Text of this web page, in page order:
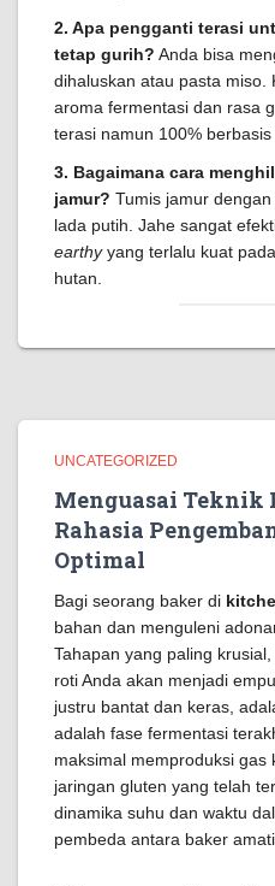
2. Apa pengganti terasi
tetap gurih? Anda bisa
dihaluskan atau pasta miso.
aroma fermentasi dan rasa
terasi namun 100% berbasis
3. Bagaimana cara
jamur? Tumis jamur
lada putih. Jahe sangat
earthyyang terlalu kuat
hutan.
UNCATEGORIZED
Menguasai Teknik
Rahasia
Optimal
Bagi seorang baker di
bahan dan menguleni
Tahapan yang paling
roti Anda akan menjadi
justru bantat dan keras,
adalah fase fermentasi
maksimal memproduksi gas
jaringan gluten yang telah
dinamika suhu dan waktu
pembeda antara baker